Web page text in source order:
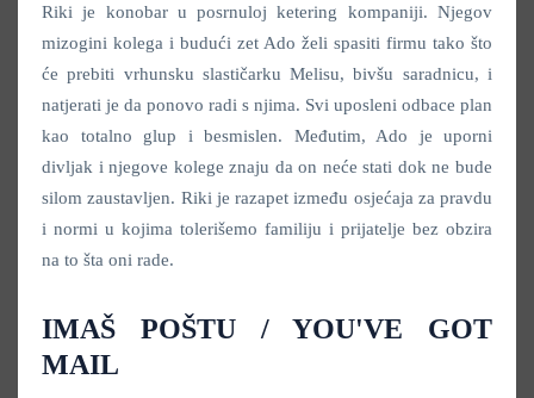
Riki je konobar u posrnuloj ketering kompaniji. Njegov
mizogini kolega i budući zet Ado želi spasiti firmu tako što
će prebiti vrhunsku slastičarku Melisu, bivšu saradnicu, i
natjerati je da ponovo radi s njima. Svi uposleni odbace plan
kao totalno glup i besmislen. Međutim, Ado je uporni
divljak i njegove kolege znaju da on neće stati dok ne bude
silom zaustavljen. Riki je razapet između osjećaja za pravdu
i normi u kojima tolerišemo familiju i prijatelje bez obzira
na to šta oni rade.
IMAŠ POŠTU / YOU'VE GOT
MAIL